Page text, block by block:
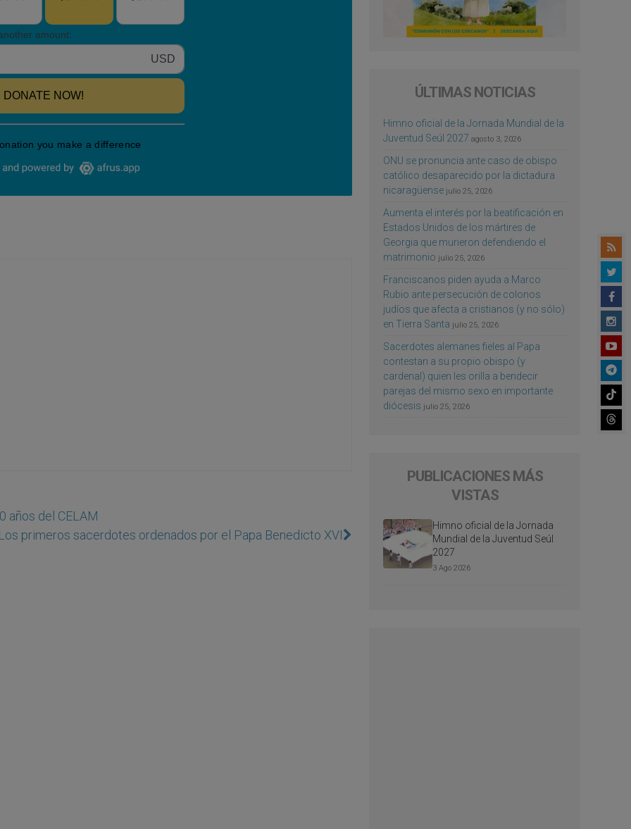
años del CELAM
Los primeros sacerdotes ordenados por el Papa Benedicto XVI
ÚLTIMAS NOTICIAS
Himno oficial de la Jornada Mundial de la
Juventud Seúl 2027 agosto 3, 2026
ONU se pronuncia ante caso de obispo
católico desaparecido por la dictadura
nicaragüense julio 25, 2026
Aumenta el interés por la beatificación en
Estados Unidos de los mártires de
Georgia que murieron defendiendo el
matrimonio julio 25, 2026
Franciscanos piden ayuda a Marco
Rubio ante persecución de colonos
judíos que afecta a cristianos (y no sólo)
en Tierra Santa julio 25, 2026
Sacerdotes alemanes fieles al Papa
contestan a su propio obispo (y
cardenal) quien les orilla a bendecir
parejas del mismo sexo en importante
diócesis julio 25, 2026
PUBLICACIONES MÁS
VISTAS
Himno oficial de la Jornada
Mundial de la Juventud Seúl
2027
3 Ago 2026